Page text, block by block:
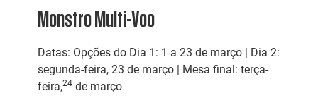
Monstro Multi-Voo
Datas: Opções do Dia 1: 1 a 23 de março | Dia 2:
segunda-feira, 23 de março | Mesa final: terça-
feira,24de março